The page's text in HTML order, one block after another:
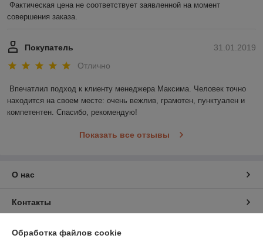
Фактическая цена не соответствует заявленной на момент
совершения заказа.
31.01.2019
Покупатель
Отлично
Впечатлил подход к клиенту менеджера Максима. Человек точно
находится на своем месте: очень вежлив, грамотен, пунктуален и
компетентен. Спасибо, рекомендую!
Показать все отзывы
О нас
Контакты
Доставка и оплата
Обработка файлов cookie